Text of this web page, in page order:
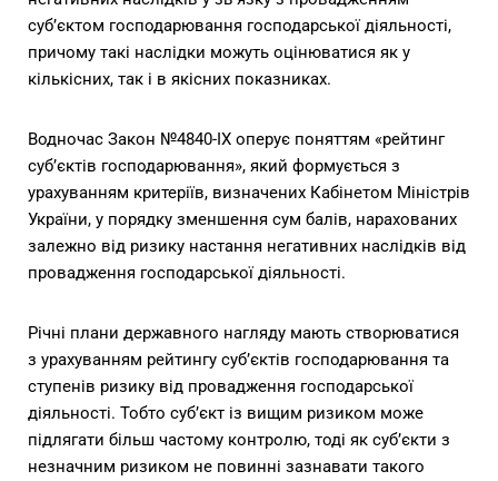
суб’єктом господарювання господарської діяльності,
причому такі наслідки можуть оцінюватися як у
кількісних, так і в якісних показниках.
Водночас Закон №4840-IX оперує поняттям «рейтинг
суб’єктів господарювання», який формується з
урахуванням критеріїв, визначених Кабінетом Міністрів
України, у порядку зменшення сум балів, нарахованих
залежно від ризику настання негативних наслідків від
провадження господарської діяльності.
Річні плани державного нагляду мають створюватися
з урахуванням рейтингу суб’єктів господарювання та
ступенів ризику від провадження господарської
діяльності. Тобто суб’єкт із вищим ризиком може
підлягати більш частому контролю, тоді як суб’єкти з
незначним ризиком не повинні зазнавати такого